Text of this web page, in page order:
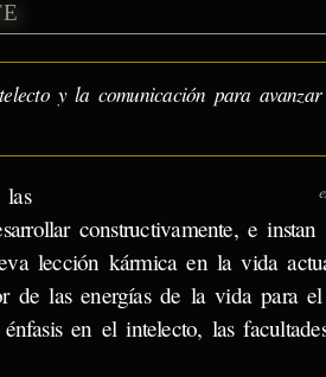
y la comunicación para
constructivamente, e
lección kármica en la vida
de las energías de la vida para
en el intelecto, las